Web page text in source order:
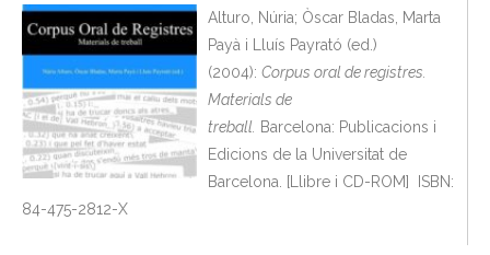
Alturo, Núria; Òscar Bladas, Marta
Payà i Lluís Payrató (ed.)
(2004): Corpus oral de registres.
Materials de
treball. Barcelona: Publicacions i
Edicions de la Universitat de
Barcelona. [Llibre i CD-ROM] ISBN:
84-475-2812-X